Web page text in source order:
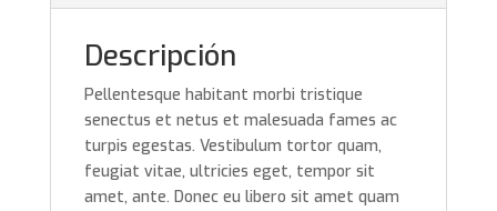
Descripción
Pellentesque habitant morbi tristique
senectus et netus et malesuada fames ac
turpis egestas. Vestibulum tortor quam,
feugiat vitae, ultricies eget, tempor sit
amet, ante. Donec eu libero sit amet quam